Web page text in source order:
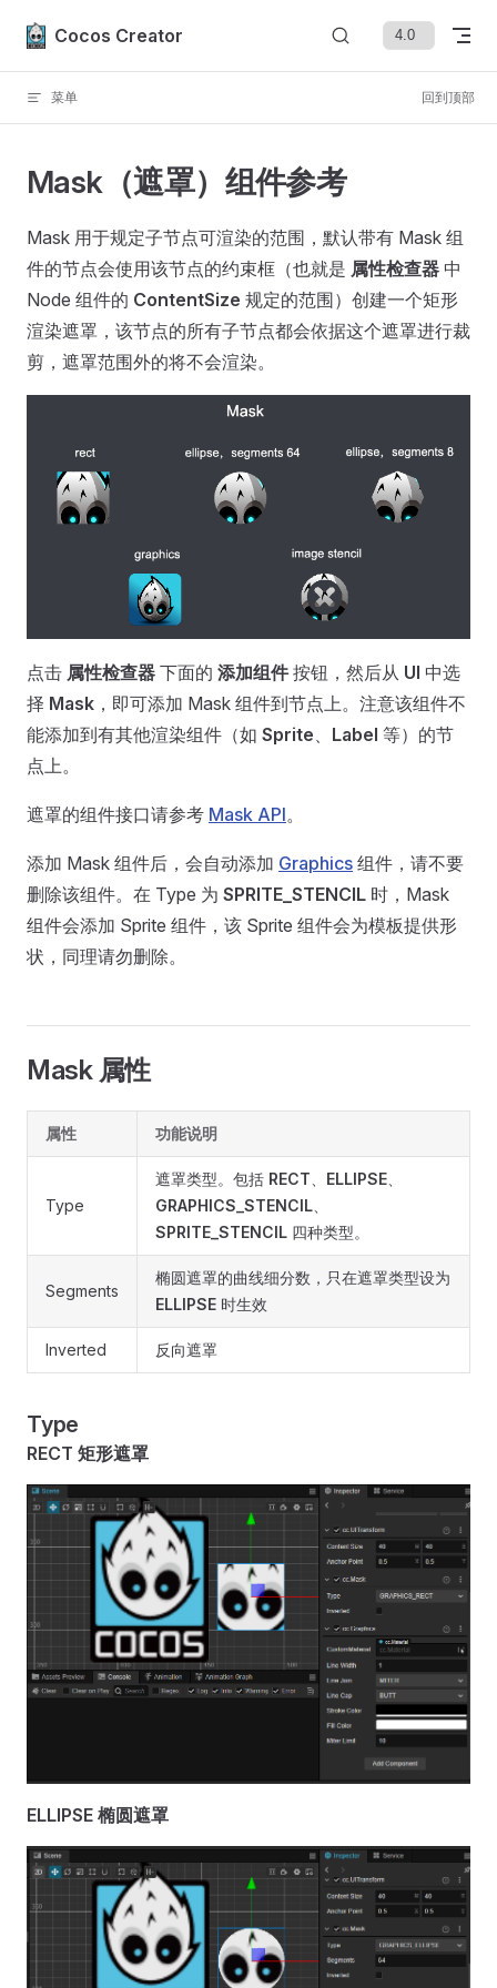
Skip to content
Cocos Creator
菜单 回到顶部
Mask（遮罩）组件参考
Mask 用于规定子节点可渲染的范围，默认带有 Mask 组
件的节点会使用该节点的约束框（也就是 属性检查器 中
Node 组件的 ContentSize 规定的范围）创建一个矩形
渲染遮罩，该节点的所有子节点都会依据这个遮罩进行裁
剪，遮罩范围外的将不会渲染。
点击 属性检查器 下面的 添加组件按钮，然后从 UI 中选
择 Mask ，即可添加 Mask 组件到节点上。注意该组件不
能添加到有其他渲染组件（如 Sprite Label 等）的节
点上。
遮罩的组件接口请参考 Mask API。
添加 Mask 组件后，会自动添加 Graphics 组件，请不要
删除该组件。在 Type 为 SPRITE_STENCIL 时，Mask
组件会添加 Sprite 组件，该 Sprite 组件会为模板提供形
状，同理请勿删除。
Mask 属性
属性 功能说明
Type
遮罩类型。包括 RECT ELLIPSE
GRAPHICS_STENCIL
SPRITE_STENCIL 四种类型。
Segments
椭圆遮罩的曲线细分数，只在遮罩类型设为
ELLIPSE 时生效
Inverted 反向遮罩
Type
RECT 矩形遮罩
ELLIPSE 椭圆遮罩